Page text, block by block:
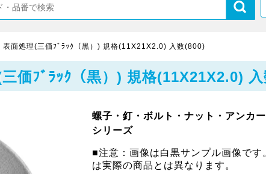
表面処理(三価ﾌﾞﾗｯｸ（黒）) 規格(11X21X2.0) 入数(800)
価ﾌﾞﾗｯｸ（黒）) 規格(11X21X2.0)
螺子・釘・ボルト・ナット・アンカ
シリーズ
■注意：画像は白黒サンプル画像です
は実際の商品とは異なります。